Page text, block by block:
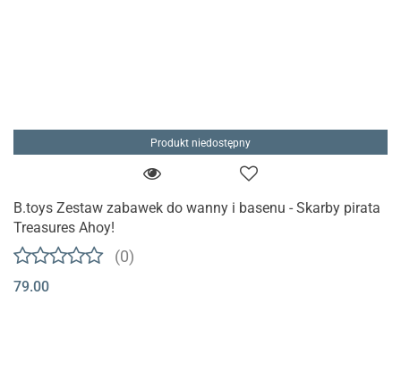
Produkt niedostępny
B.toys Zestaw zabawek do wanny i basenu - Skarby pirata
Treasures Ahoy!
(0)
79.00